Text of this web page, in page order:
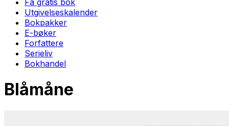
Få gratis bok
Utgivelseskalender
Bokpakker
E-bøker
Forfattere
Serieliv
Bokhandel
Blåmåne